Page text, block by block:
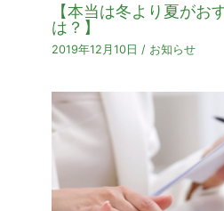
【本当は冬より夏がお
は？】
2019年12月10日 / お知らせ